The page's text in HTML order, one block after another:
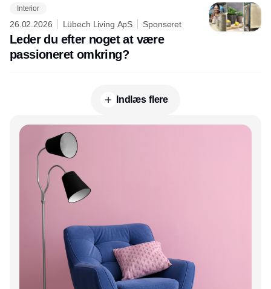
Interior
26.02.2026 Lübech Living ApS Sponseret
Leder du efter noget at være
passioneret omkring?
Indlæs flere